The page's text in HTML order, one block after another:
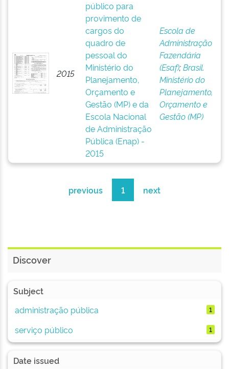
2015
público para
provimento de
cargos do
quadro de
pessoal do
Ministério do
Planejamento,
Orçamento e
Gestão (MP) e da
Escola Nacional
de Administração
Pública (Enap) -
2015
Escola de
Administração
Fazendária
(Esaf);Brasil.
Ministério do
Planejamento,
Orçamento e
Gestão (MP)
previous 1 next
Discover
Subject
administração pública
1
serviço público 1
Date issued